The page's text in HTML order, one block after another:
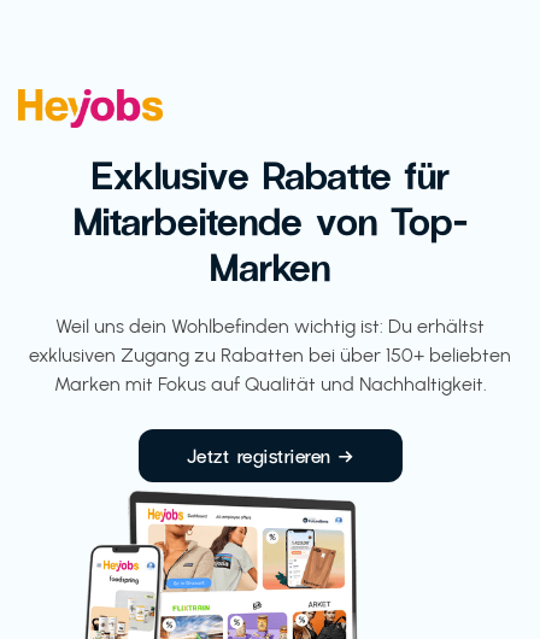
Exklusive Rabatte für
Mitarbeitende von Top-
Marken
Weil uns dein Wohlbefinden wichtig ist: Du erhältst
exklusiven Zugang zu Rabatten bei über 150+ beliebten
Marken mit Fokus auf Qualität und Nachhaltigkeit.
Jetzt registrieren →